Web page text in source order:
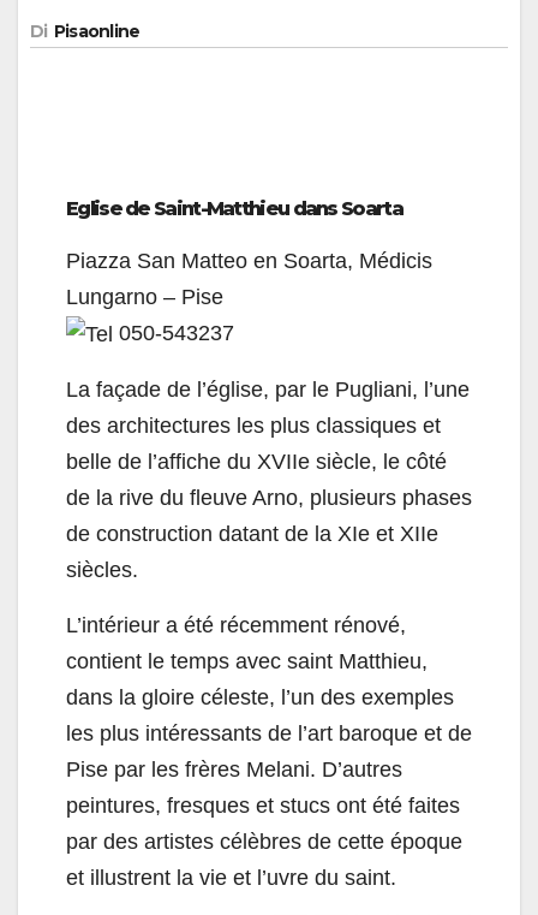
Di Pisaonline
Eglise de Saint-Matthieu dans Soarta
Piazza San Matteo en Soarta, Médicis
Lungarno – Pise
050-543237
La façade de l’église, par le Pugliani, l’une
des architectures les plus classiques et
belle de l’affiche du XVIIe siècle, le côté
de la rive du fleuve Arno, plusieurs phases
de construction datant de la XIe et XIIe
siècles.
L’intérieur a été récemment rénové,
contient le temps avec saint Matthieu,
dans la gloire céleste, l’un des exemples
les plus intéressants de l’art baroque et de
Pise par les frères Melani. D’autres
peintures, fresques et stucs ont été faites
par des artistes célèbres de cette époque
et illustrent la vie et l’uvre du saint.